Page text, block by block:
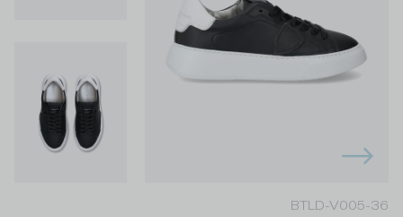
BTLD-V005-36